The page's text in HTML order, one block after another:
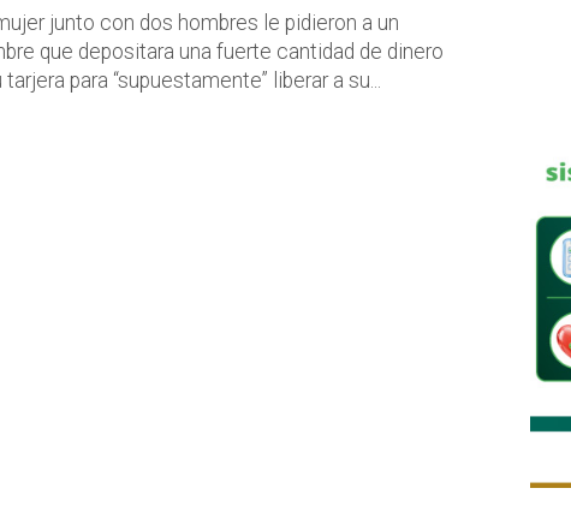
junto con dos hombres le pidieron a un
que depositara una fuerte cantidad de dinero
tarjera para “supuestamente” liberar a su...